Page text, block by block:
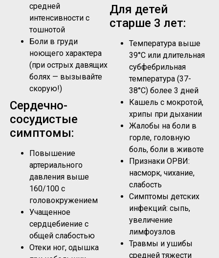
средней
интенсивности с
тошнотой
Боли в груди
ноющего характера
(при острых давящих
болях — вызывайте
скорую!)
Сердечно-
сосудистые
симптомы:
Повышение
артериального
давления выше
160/100 с
головокружением
Учащенное
сердцебиение с
общей слабостью
Отеки ног, одышка
Для детей
старше 3 лет:
Температура выше
39°C или длительная
субфебрильная
температура (37-
38°C) более 3 дней
Кашель с мокротой,
хрипы при дыхании
Жалобы на боли в
горле, головную
боль, боли в животе
Признаки ОРВИ:
насморк, чихание,
слабость
Симптомы детских
инфекций: сыпь,
увеличение
лимфоузлов
Травмы и ушибы
средней тяжести